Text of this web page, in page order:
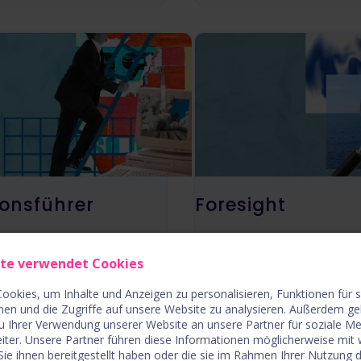
verwendet Cookies
um Inhalte und Anzeigen zu personalisieren, Funktionen für
und die Zugriffe auf unsere Website zu analysieren. Außerdem
Ihrer Verwendung unserer Website an unsere Partner für soziale
Unsere Partner führen diese Informationen möglicherweise mit
ihnen bereitgestellt haben oder die sie im Rahmen Ihrer Nutzung
Sie eine
im
Erkennen
früher, investieren
Foresight
Automatisieren Sie
Beobachtung von
decken Sie